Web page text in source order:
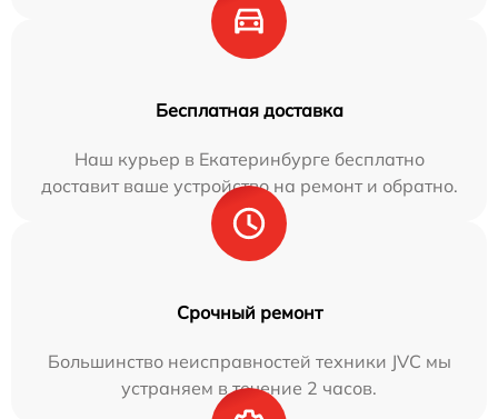
Бесплатная доставка
Наш курьер в Екатеринбурге бесплатно
доставит ваше устройство на ремонт и обратно.
Срочный ремонт
Большинство неисправностей техники JVC мы
устраняем в течение 2 часов.